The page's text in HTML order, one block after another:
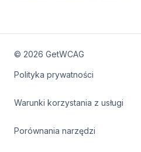
© 2026 GetWCAG
Polityka prywatności
Warunki korzystania z usługi
Porównania narzędzi